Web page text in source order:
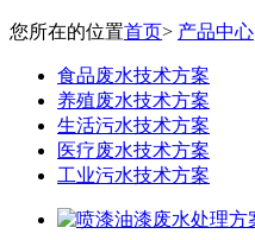
您所在的位置首页> 产品中心
食品废水技术方案
养殖废水技术方案
生活污水技术方案
医疗废水技术方案
工业污水技术方案